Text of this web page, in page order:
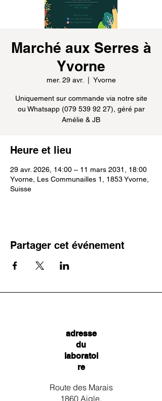
Marché aux Serres à
Yvorne
mer. 29 avr. Yvorne
Uniquement sur commande via notre site
ou Whatsapp (079 539 92 27), géré par
Amélie & JB
Heure et lieu
29 avr. 2026, 14:00 – 11 mars 2031, 18:00
Yvorne, Les Communailles 1, 1853 Yvorne,
Suisse
Partager cet événement
adresse
du
laboratoi
re
Route des Marais
1860 Aigle,